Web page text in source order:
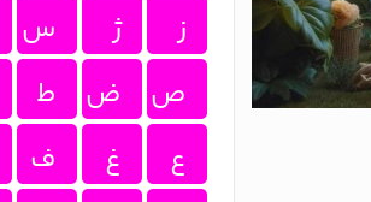
ز
ژ
س
ص
ض
ط
ع
غ
ف